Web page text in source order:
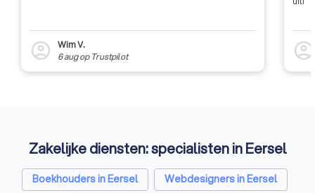
account_circle
Wim V.
6 augop Trustpilot account_circle
Zakelijke diensten: specialisten in Eersel
Boekhouders in Eersel
Webdesigners in Eersel